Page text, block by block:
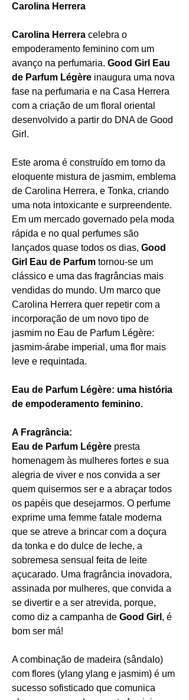
Carolina Herrera
Carolina Herrera celebra o
empoderamento feminino com um
avanço na perfumaria. Good Girl Eau
de Parfum Légère inaugura uma nova
fase na perfumaria e na Casa Herrera
com a criação de um floral oriental
desenvolvido a partir do DNA de Good
Girl.
Este aroma é construído em torno da
eloquente mistura de jasmim, emblema
de Carolina Herrera, e Tonka, criando
uma nota intoxicante e surpreendente.
Em um mercado governado pela moda
rápida e no qual perfumes são
lançados quase todos os dias, Good
Girl Eau de Parfum tornou-se um
clássico e uma das fragrâncias mais
vendidas do mundo. Um marco que
Carolina Herrera quer repetir com a
incorporação de um novo tipo de
jasmim no Eau de Parfum Légère:
jasmim-árabe imperial, uma flor mais
leve e requintada.
Eau de Parfum Légère: uma história
de empoderamento feminino.
A Fragrância:
Eau de Parfum Légère presta
homenagem às mulheres fortes e sua
alegria de viver e nos convida a ser
quem quisermos ser e a abraçar todos
os papéis que desejarmos. O perfume
exprime uma femme fatale moderna
que se atreve a brincar com a doçura
da tonka e do dulce de leche, a
sobremesa sensual feita de leite
açucarado. Uma fragrância inovadora,
assinada por mulheres, que convida a
se divertir e a ser atrevida, porque,
como diz a campanha de Good Girl , é
bom ser má!
A combinação de madeira (sândalo)
com flores (ylang ylang e jasmim) é um
sucesso sofisticado que comunica